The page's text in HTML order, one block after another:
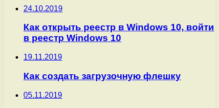
24.10.2019
Как открыть реестр в Windows 10, войти
в реестр Windows 10
19.11.2019
Как создать загрузочную флешку
05.11.2019